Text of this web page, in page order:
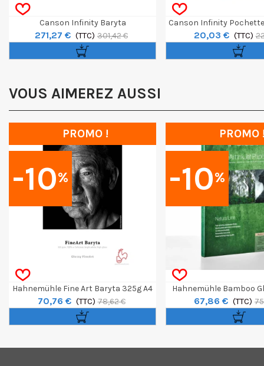
Canson Infinity Baryta
Photographique II Rouleau 36" / 12m
271,27 € (TTC) 301,42 €
Canson Infinity
Somerset A4
20,03 € (TTC)
VOUS AIMEREZ AUSSI
-10%
PROMO !
Hahnemühle Fine Art Baryta 325g A4
25F
70,76 € (TTC) 78,62 €
-10%
PROMO
Hahnemühle Bamboo
305g A4 25f
67,86 € (TTC)